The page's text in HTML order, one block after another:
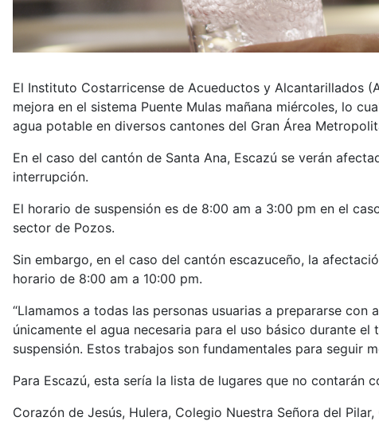
El Instituto Costarricense de Acueductos y Alcantarillados
mejora en el sistema Puente Mulas mañana miércoles, lo
agua potable en diversos cantones del Gran Área
En el caso del cantón de Santa Ana, Escazú se verán
interrupción.
El horario de suspensión es de 8:00 am a 3:00 pm en el
sector de Pozos.
Sin embargo, en el caso del cantón escazuceño, la
horario de 8:00 am a 10:00 pm.
“Llamamos a todas las personas usuarias a prepararse con
únicamente el agua necesaria para el uso básico durante
suspensión. Estos trabajos son fundamentales para seguir
Para Escazú, esta sería la lista de lugares que no contarán
Corazón de Jesús, Hulera, Colegio Nuestra Señora del Pilar,